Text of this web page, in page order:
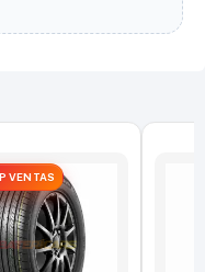
VENTAS